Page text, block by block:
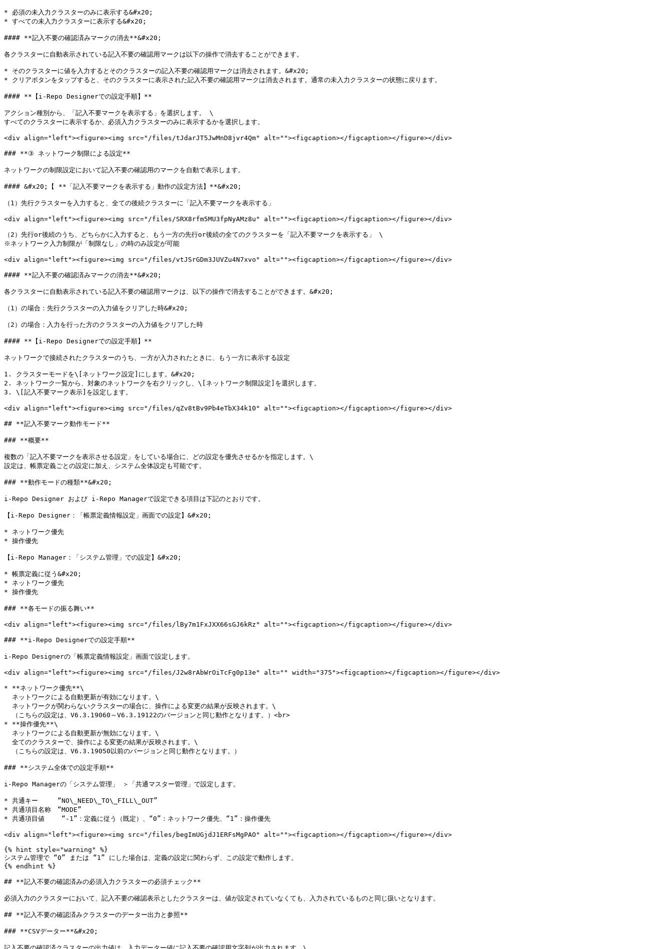
* 必須の未入力クラスターのみに表示する&#x20;
* すべての未入力クラスターに表示する&#x20;
#### **記入不要の確認済みマークの消去**&#x20;
各クラスターに自動表示されている記入不要の確認用マークは以下の操作で消去することができます。
* そのクラスターに値を入力するとそのクラスターの記入不要の確認用マークは消去されます。&#x20;
* クリアボタンをタップすると、そのクラスターに表示された記入不要の確認用マークは消去されます。通常の未入力クラスターの状態に戻ります。
#### **【i-Repo Designerでの設定手順】**
アクション種別から、「記入不要マークを表示する」を選択します。 \
すべてのクラスターに表示するか、必須入力クラスターのみに表示するかを選択します。
<div align="left"><figure><img src="/files/tJdarJT5JwMnD8jvr4Qm" alt=""><figcaption></figcaption></figure></div>
### **③ ネットワーク制限による設定**
ネットワークの制限設定において記入不要の確認用のマークを自動で表示します。
#### &#x20;【 **「記入不要マークを表示する」動作の設定方法】**&#x20;
（1）先行クラスターを入力すると、全ての後続クラスターに「記入不要マークを表示する」
<div align="left"><figure><img src="/files/SRX8rfm5MU3fpNyAMz8u" alt=""><figcaption></figcaption></figure></div>
（2）先行or後続のうち、どちらかに入力すると、もう一方の先行or後続の全てのクラスターを「記入不要マークを表示する」 \
※ネットワーク入力制限が「制限なし」の時のみ設定が可能
<div align="left"><figure><img src="/files/vtJSrGDm3JUVZu4N7xvo" alt=""><figcaption></figcaption></figure></div>
#### **記入不要の確認済みマークの消去**&#x20;
各クラスターに自動表示されている記入不要の確認用マークは、以下の操作で消去することができます。&#x20;
（1）の場合：先行クラスターの入力値をクリアした時&#x20;
（2）の場合：入力を行った方のクラスターの入力値をクリアした時
#### **【i-Repo Designerでの設定手順】**
ネットワークで接続されたクラスターのうち、一方が入力されたときに、もう一方に表示する設定
1. クラスターモードを\[ネットワーク設定]にします。&#x20;
2. ネットワーク一覧から、対象のネットワークを右クリックし、\[ネットワーク制限設定]を選択します。
3. \[記入不要マーク表示]を設定します。
<div align="left"><figure><img src="/files/qZv8tBv9Pb4eTbX34k10" alt=""><figcaption></figcaption></figure></div>
## **記入不要マーク動作モード**
### **概要**
複数の「記入不要マークを表示させる設定」をしている場合に、どの設定を優先させるかを指定します。\
設定は、帳票定義ごとの設定に加え、システム全体設定も可能です。
### **動作モードの種類**&#x20;
i-Repo Designer および i-Repo Managerで設定できる項目は下記のとおりです。
【i-Repo Designer：「帳票定義情報設定」画面での設定】&#x20;
* ネットワーク優先
* 操作優先
【i-Repo Manager：「システム管理」での設定】&#x20;
* 帳票定義に従う&#x20;
* ネットワーク優先
* 操作優先
### **各モードの振る舞い**
<div align="left"><figure><img src="/files/lBy7m1FxJXX66sGJ6kRz" alt=""><figcaption></figcaption></figure></div>
### **i-Repo Designerでの設定手順**
i-Repo Designerの「帳票定義情報設定」画面で設定します。
<div align="left"><figure><img src="/files/J2w8rAbWrOiTcFg0p13e" alt="" width="375"><figcaption></figcaption></figure></div>
* **ネットワーク優先**\
* **操作優先**\
### **システム全体での設定手順**
i-Repo Managerの「システム管理」 ＞「共通マスター管理」で設定します。
* 共通キー　　　“NO\_NEED\_TO\_FILL\_OUT”
* 共通項目名称　“MODE”
* 共通項目値　　 “-1”：定義に従う（既定）、“0”：ネットワーク優先、“1”：操作優先
<div align="left"><figure><img src="/files/begImUGjdJ1ERFsMgPAO" alt=""><figcaption></figcaption></figure></div>
{% hint style="warning" %}
システム管理で “0” または “1” にした場合は、定義の設定に関わらず、この設定で動作します。
{% endhint %}
## **記入不要の確認済みの必須入力クラスターの必須チェック**
必須入力のクラスターにおいて、記入不要の確認表示としたクラスターは、値が設定されていなくても、入力されているものと同じ扱いとなります。
## **記入不要の確認済みクラスターのデーター出力と参照**
### **CSVデーター**&#x20;